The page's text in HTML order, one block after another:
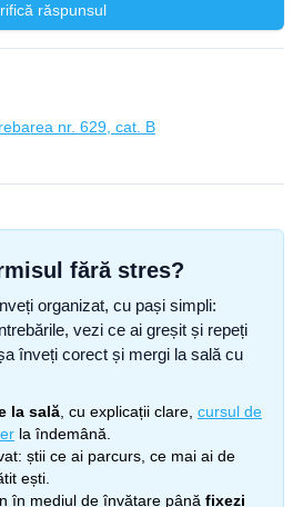
răspunsul
nr. 629, cat. B
fără stres?
organizat, cu pași simpli:
vezi ce ai greșit și repeți
înveți corect și mergi la sală cu
la sală , cu explicații clare, cursul de
la îndemână.
știi ce ai parcurs, ce mai ai de
ești.
în mediul de învățare până fixezi